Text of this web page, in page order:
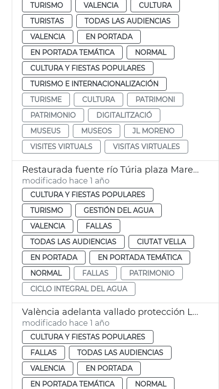
TURISMO
VALENCIA
CULTURA
TURISTAS
TODAS LAS AUDIENCIAS
VALENCIA
EN PORTADA
EN PORTADA TEMÁTICA
NORMAL
CULTURA Y FIESTAS POPULARES
TURISMO E INTERNACIONALIZACIÓN
TURISME
CULTURA
PATRIMONI
PATRIMONIO
DIGITALITZACIÓ
MUSEUS
MUSEOS
JL MORENO
VISITES VIRTUALS
VISITAS VIRTUALES
Restaurada fuente río Túria plaza Mare de Déu València
modificado hace 1 año
CULTURA Y FIESTAS POPULARES
TURISMO
GESTIÓN DEL AGUA
VALENCIA
FALLAS
TODAS LAS AUDIENCIAS
CIUTAT VELLA
EN PORTADA
EN PORTADA TEMÁTICA
NORMAL
FALLAS
PATRIMONIO
CICLO INTEGRAL DEL AGUA
València adelanta vallado protección Llotja para Fallas
modificado hace 1 año
CULTURA Y FIESTAS POPULARES
FALLAS
TODAS LAS AUDIENCIAS
VALENCIA
EN PORTADA
EN PORTADA TEMÁTICA
NORMAL